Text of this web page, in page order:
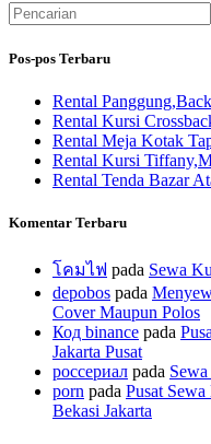
Pencarian
untuk:
Pos-pos Terbaru
Rental
Rental Kursi
Rental Meja Kotak
Rental Kursi
Rental Tenda Bazar
Komentar Terbaru
โคมไฟ pada Sewa
depobos pada
Cover Maupun Polos
Код binance pada
Jakarta Pusat
россериал pada
porn pada Pusat
Bekasi Jakarta